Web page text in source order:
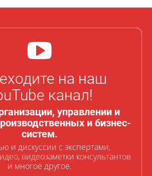
на наш
канал!
управлении и
и бизнес-
систем.
и дискуссии с экспертами,
видеозаметки консультантов
и многое другое.